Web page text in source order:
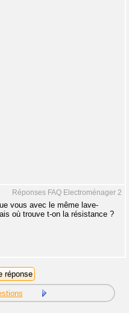
Réponses FAQ Electroménager 2
vous avec le même lave-
où trouve t-on la résistance ?